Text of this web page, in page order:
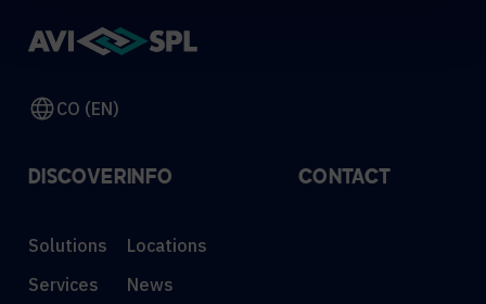
CO (EN)
DISCOVER
Solutions
Services
INFO
Locations
News
CONTACT